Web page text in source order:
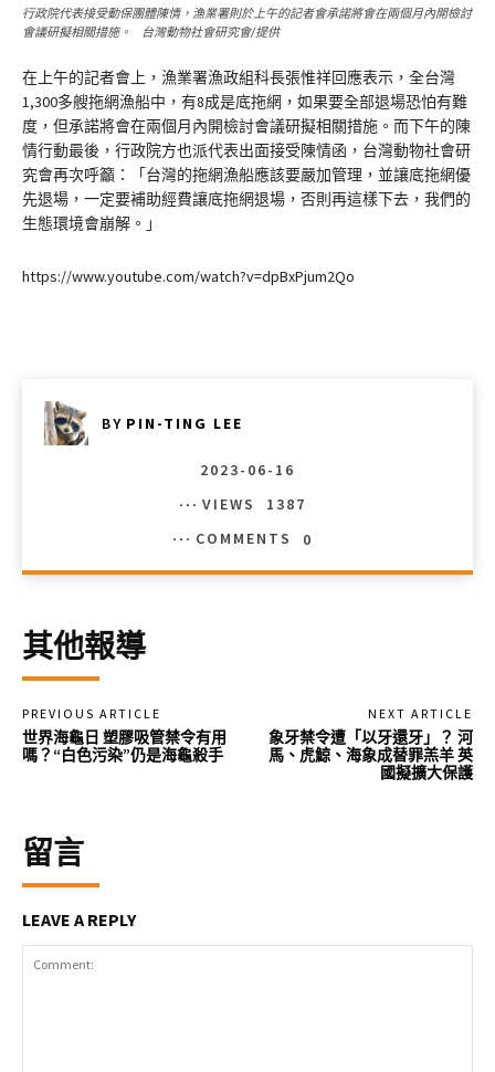
行政院代表接受動保團體陳情，漁業署則於上午的記者會承諾將會在兩個月內開檢討
會議研擬相關措施。 台灣動物社會研究會/提供
在上午的記者會上，漁業署漁政組科長張惟祥回應表示，全台灣
1,300多艘拖網漁船中，有8成是底拖網，如果要全部退場恐怕有難
度，但承諾將會在兩個月內開檢討會議研擬相關措施。而下午的陳
情行動最後，行政院方也派代表出面接受陳情函，台灣動物社會研
究會再次呼籲：「台灣的拖網漁船應該要嚴加管理，並讓底拖網優
先退場，一定要補助經費讓底拖網退場，否則再這樣下去，我們的
生態環境會崩解。」
https://www.youtube.com/watch?v=dpBxPjum2Qo
BY PIN-TING LEE
2023-06-16
VIEWS
1387
COMMENTS
0
其他報導
PREVIOUS ARTICLE
世界海龜日 塑膠吸管禁令有用
嗎？“白色污染”仍是海龜殺手
NEXT ARTICLE
象牙禁令遭「以牙還牙」？ 河
馬、虎鯨、海象成替罪羔羊 英
國擬擴大保護
留言
LEAVE A REPLY